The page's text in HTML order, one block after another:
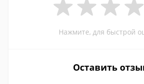
Нажмите, для быстрой
Оставить